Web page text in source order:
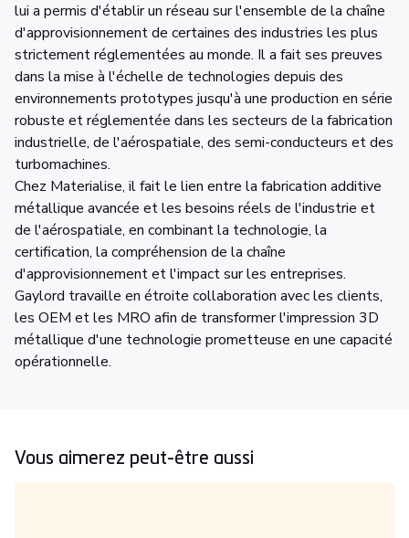
lui a permis d'établir un réseau sur l'ensemble de la chaîne
d'approvisionnement de certaines des industries les plus
strictement réglementées au monde. Il a fait ses preuves
dans la mise à l'échelle de technologies depuis des
environnements prototypes jusqu'à une production en série
robuste et réglementée dans les secteurs de la fabrication
industrielle, de l'aérospatiale, des semi-conducteurs et des
turbomachines.
Chez Materialise, il fait le lien entre la fabrication additive
métallique avancée et les besoins réels de l'industrie et
de l'aérospatiale, en combinant la technologie, la
certification, la compréhension de la chaîne
d'approvisionnement et l'impact sur les entreprises.
Gaylord travaille en étroite collaboration avec les clients,
les OEM et les MRO afin de transformer l'impression 3D
métallique d'une technologie prometteuse en une capacité
opérationnelle.
Vous aimerez peut-être aussi